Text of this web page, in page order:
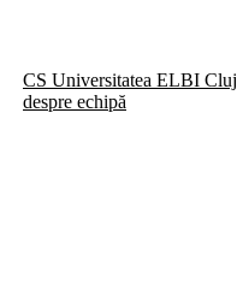
CS Universitatea ELBI Cluj
despre echipă